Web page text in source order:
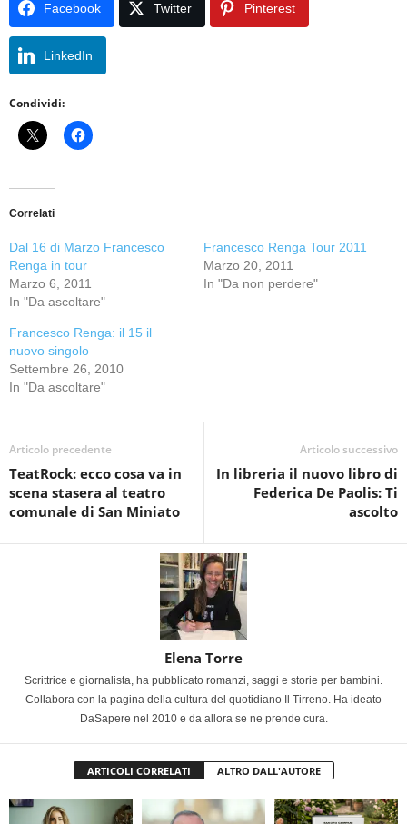
Facebook Twitter Pinterest
LinkedIn
Condividi:
Correlati
Dal 16 di Marzo Francesco
Renga in tour
Marzo 6, 2011
In "Da ascoltare"
Francesco Renga Tour 2011
Marzo 20, 2011
In "Da non perdere"
Francesco Renga: il 15 il
nuovo singolo
Settembre 26, 2010
In "Da ascoltare"
Articolo precedente
TeatRock: ecco cosa va in
scena stasera al teatro
comunale di San Miniato
Articolo successivo
In libreria il nuovo libro di
Federica De Paolis: Ti
ascolto
Elena Torre
Scrittrice e giornalista, ha pubblicato romanzi, saggi e storie per bambini.
Collabora con la pagina della cultura del quotidiano Il Tirreno. Ha ideato
DaSapere nel 2010 e da allora se ne prende cura.
ARTICOLI CORRELATI ALTRO DALL'AUTORE